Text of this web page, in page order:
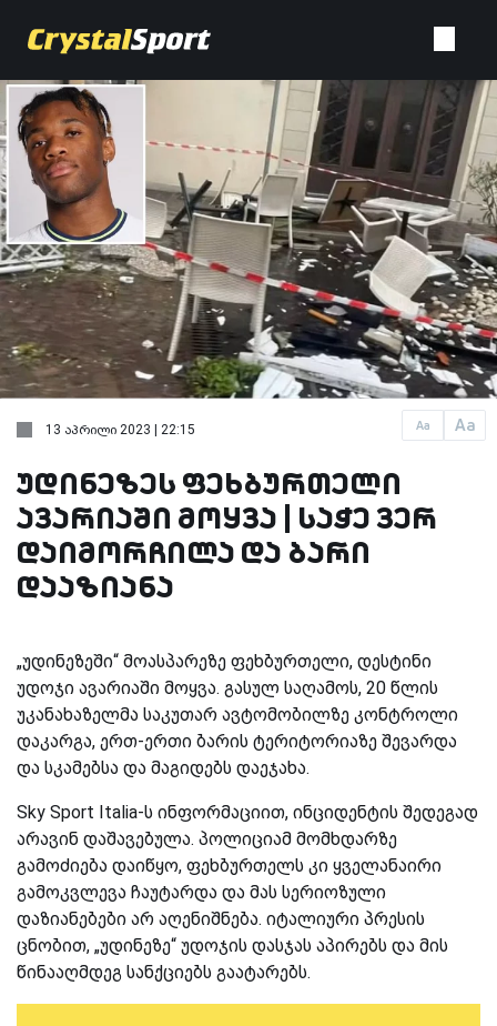
Aa Aa
13 აპრილი 2023 | 22:15
უდინეზეს ფეხბურთელი
ავარიაში მოყვა | საჭე ვერ
დაიმორჩილა და ბარი
დააზიანა
„უდინეზეში“ მოასპარეზე ფეხბურთელი, დესტინი
უდოჯი ავარიაში მოყვა. გასულ საღამოს, 20 წლის
უკანახაზელმა საკუთარ ავტომობილზე კონტროლი
დაკარგა, ერთ-ერთი ბარის ტერიტორიაზე შევარდა
და სკამებსა და მაგიდებს დაეჯახა.
Sky Sport Italia-ს ინფორმაციით, ინციდენტის შედეგად
არავინ დაშავებულა. პოლიციამ მომხდარზე
გამოძიება დაიწყო, ფეხბურთელს კი ყველანაირი
გამოკვლევა ჩაუტარდა და მას სერიოზული
დაზიანებები არ აღენიშნება. იტალიური პრესის
ცნობით, „უდინეზე“ უდოჯის დასჯას აპირებს და მის
წინააღმდეგ სანქციებს გაატარებს.